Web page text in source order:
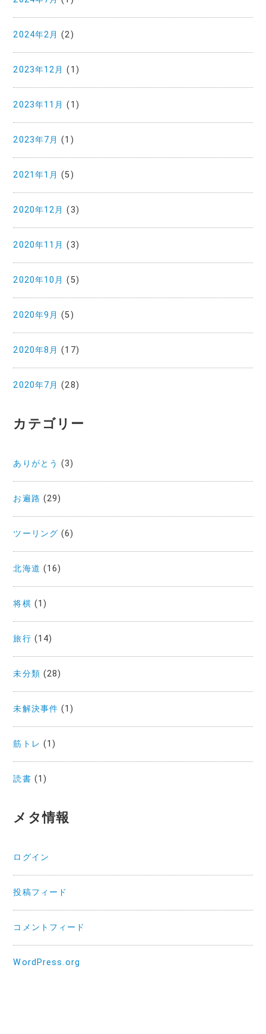
2024年2月 (2)
2023年12月 (1)
2023年11月 (1)
2023年7月 (1)
2021年1月 (5)
2020年12月 (3)
2020年11月 (3)
2020年10月 (5)
2020年9月 (5)
2020年8月 (17)
2020年7月 (28)
カテゴリー
ありがとう (3)
お遍路 (29)
ツーリング (6)
北海道 (16)
将棋 (1)
旅行 (14)
未分類 (28)
未解決事件 (1)
筋トレ (1)
読書 (1)
メタ情報
ログイン
投稿フィード
コメントフィード
WordPress.org